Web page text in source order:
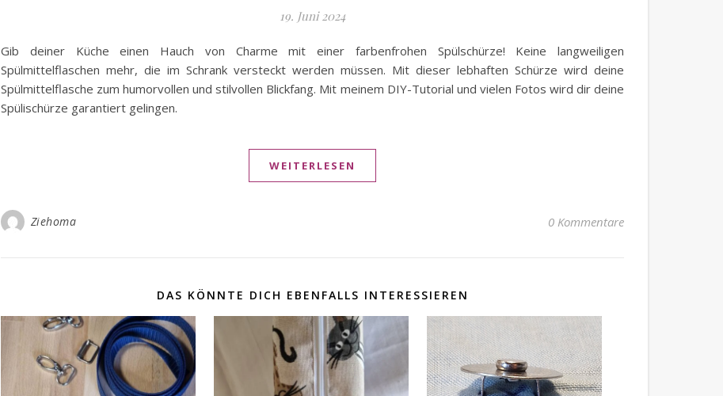
19. Juni 2024
Gib deiner Küche einen Hauch von Charme mit einer farbenfrohen Spülschürze! Keine langweiligen
Spülmittelflaschen mehr, die im Schrank versteckt werden müssen. Mit dieser lebhaften Schürze wird deine
Spülmittelflasche zum humorvollen und stilvollen Blickfang. Mit meinem DIY-Tutorial und vielen Fotos wird dir deine
Spülischürze garantiert gelingen.
WEITERLESEN
Ziehoma 0 Kommentare
DAS KÖNNTE DICH EBENFALLS INTERESSIEREN